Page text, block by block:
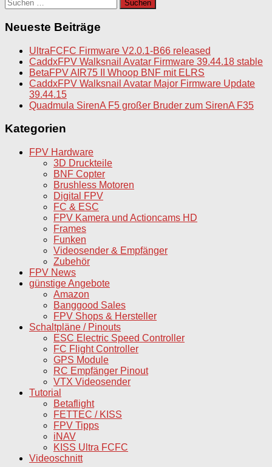
nach:
Neueste Beiträge
UltraFCFC Firmware V2.0.1-B66 released
CaddxFPV Walksnail Avatar Firmware 39.44.18 stable
BetaFPV AIR75 II Whoop BNF mit ELRS
CaddxFPV Walksnail Avatar Major Firmware Update
39.44.15
Quadmula SirenA F5 großer Bruder zum SirenA F35
Kategorien
FPV Hardware
3D Druckteile
BNF Copter
Brushless Motoren
Digital FPV
FC & ESC
FPV Kamera und Actioncams HD
Frames
Funken
Videosender & Empfänger
Zubehör
FPV News
günstige Angebote
Amazon
Banggood Sales
FPV Shops & Hersteller
Schaltpläne / Pinouts
ESC Electric Speed Controller
FC Flight Controller
GPS Module
RC Empfänger Pinout
VTX Videosender
Tutorial
Betaflight
FETTEC / KISS
FPV Tipps
iNAV
KISS Ultra FCFC
Videoschnitt